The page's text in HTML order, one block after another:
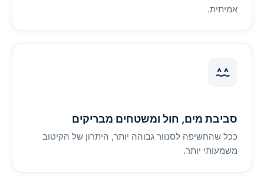
אמיתית.
סביבת מים, חול ומשטחים מבריקים
ככל שהחשיפה לסנוור גבוהה יותר, היתרון של הקיטוב
משמעותי יותר.